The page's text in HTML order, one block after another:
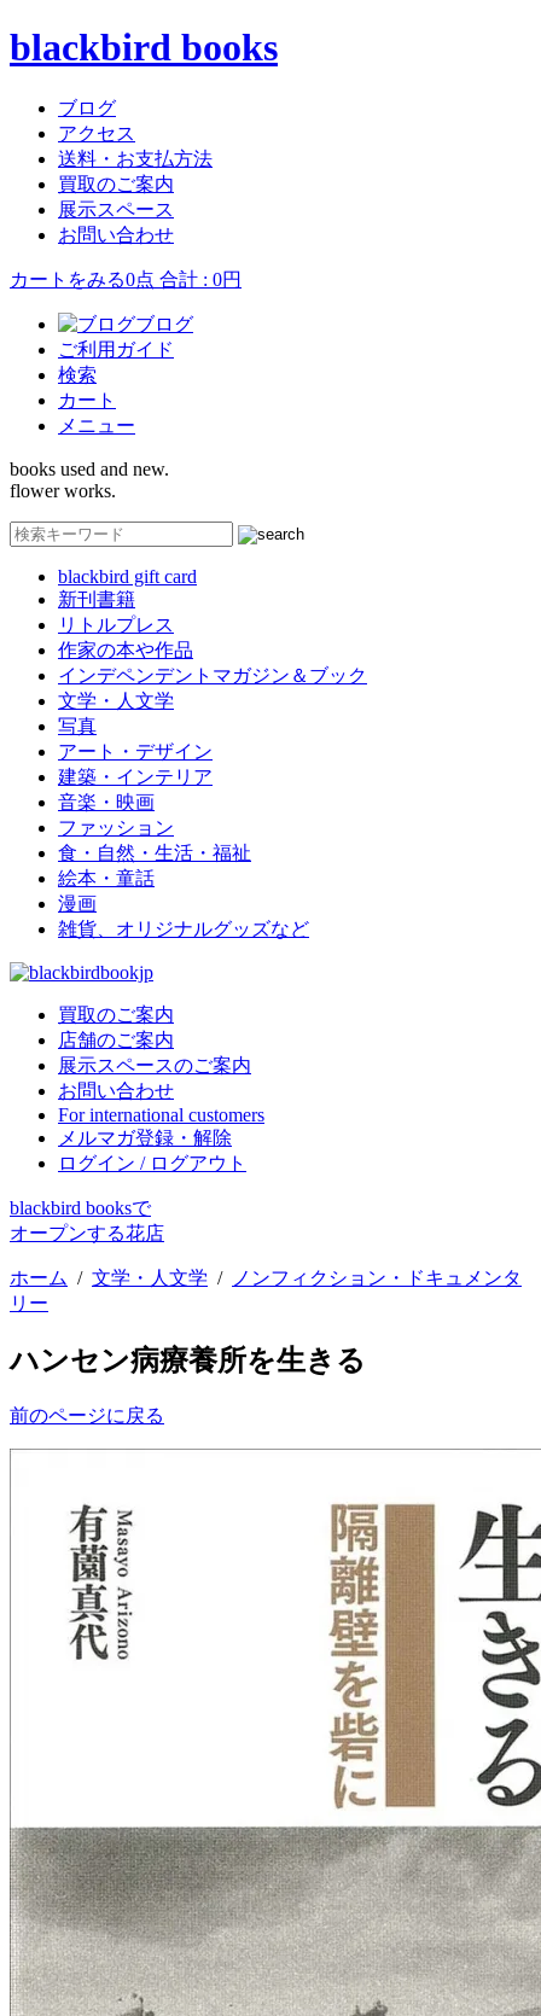
blackbird books
ブログ
アクセス
送料・お支払方法
買取のご案内
展示スペース
お問い合わせ
カートをみる0点 合計 : 0円
ブログ
ご利用ガイド
検索
カート
メニュー
books used and new.
flower works.
blackbird gift card
新刊書籍
リトルプレス
作家の本や作品
インデペンデントマガジン＆ブック
文学・人文学
写真
アート・デザイン
建築・インテリア
音楽・映画
ファッション
食・自然・生活・福祉
絵本・童話
漫画
雑貨、オリジナルグッズなど
買取のご案内
店舗のご案内
展示スペースのご案内
お問い合わせ
For international customers
メルマガ登録・解除
ログイン / ログアウト
blackbird booksで
オープンする花店
ホーム / 文学・人文学 /
ノンフィクション・ドキュメンタ
リー
ハンセン病療養所を生きる
前のページに戻る